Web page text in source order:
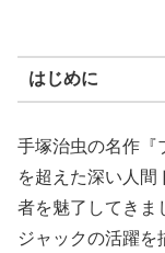
はじめに
手塚治虫の名作『
を超えた深い人間
者を魅了してきま
ジャックの活躍を